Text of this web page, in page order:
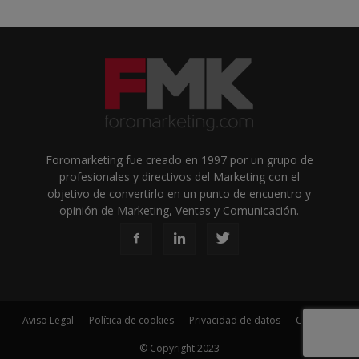
Foromarketing fue creado en 1997 por un grupo de
profesionales y directivos del Marketing con el
objetivo de convertirlo en un punto de encuentro y
opinión de Marketing, Ventas y Comunicación.
Aviso Legal Política de cookies Privacidad de datos Contacto
© Copyright 2023